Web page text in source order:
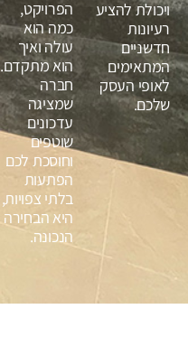
ויכולת להציע
רעיונות
חדשניים
המתאימים
לאופי העסק
שלכם.
הפרויקט,
כמה הוא
עולה ואיך
הוא מתקדם.
חברה
שמציגה
עדכונים
שוטפים
וחוסכת לכם
הפתעות
בלתי צפויות,
היא הבחירה
הנכונה.